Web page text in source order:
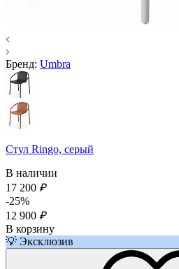
Бренд: Umbra
Стул Ringo, серый
В наличии
17 200 ₽
-25%
12 900 ₽
В корзину
💡 Эксклюзив